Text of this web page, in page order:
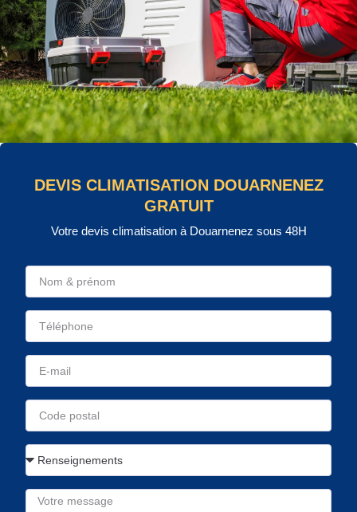
DEVIS CLIMATISATION DOUARNENEZ
GRATUIT
Votre devis climatisation à Douarnenez sous 48H